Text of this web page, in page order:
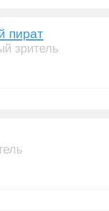
пират
зритель